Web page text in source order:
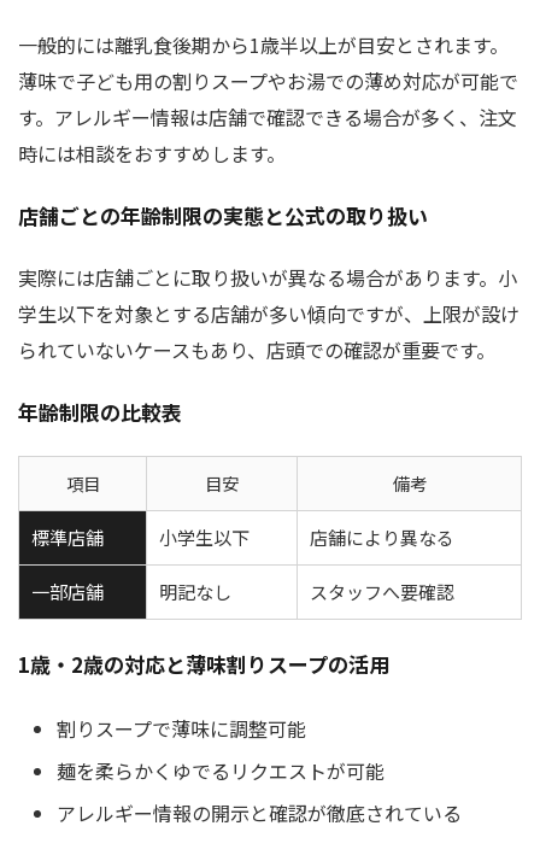
一般的には離乳食後期から1歳半以上が目安とされます。
薄味で子ども用の割りスープやお湯での薄め対応が可能で
す。アレルギー情報は店舗で確認できる場合が多く、注文
時には相談をおすすめします。
店舗ごとの年齢制限の実態と公式の取り扱い
実際には店舗ごとに取り扱いが異なる場合があります。小
学生以下を対象とする店舗が多い傾向ですが、上限が設け
られていないケースもあり、店頭での確認が重要です。
年齢制限の比較表
項目 目安 備考
標準店舗 小学生以下 店舗により異なる
一部店舗 明記なし スタッフへ要確認
1歳・2歳の対応と薄味割りスープの活用
割りスープで薄味に調整可能
麺を柔らかくゆでるリクエストが可能
アレルギー情報の開示と確認が徹底されている